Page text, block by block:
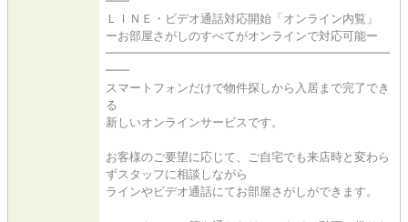
ＬＩＮＥ・ビデオ通話対応開始「オンライン内覧」
ーお部屋さがしのすべてがオンラインで対応可能ー
━━━━━━━━━━━━━━━━━━━━━━━━
━━
スマートフォンだけで物件探しから入居まで完了でき
る
新しいオンラインサービスです。
お客様のご要望に応じて、ご自宅でも来店時と変わら
ずスタッフに相談しながら
ラインやビデオ通話にてお部屋さがしができます。